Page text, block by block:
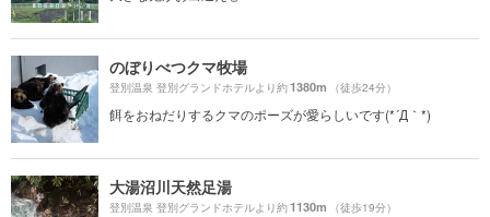
のぼりべつクマ牧場
登別温泉 登別グランドホテルより約1380m （徒歩24分）
餌をおねだりするクマのポーズが愛らしいです(*´Д｀*)
大湯沼川天然足湯
登別温泉 登別グランドホテルより約1130m （徒歩19分）